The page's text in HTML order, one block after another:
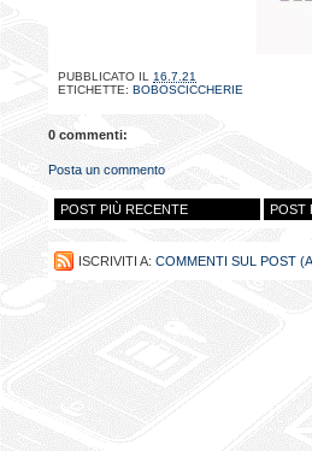
PUBBLICATO IL 16.7.21
ETICHETTE: BOBOSCICCHERIE
0 commenti:
Posta un commento
POST PIÙ RECENTE POST
ISCRIVITI A: COMMENTI SUL POST